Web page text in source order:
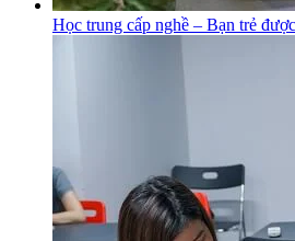
Học trung cấp nghề – Bạn trẻ